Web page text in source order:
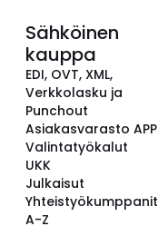
Sähköinen
kauppa
EDI, OVT, XML,
Verkkolasku ja
Punchout
Asiakasvarasto APP
Valintatyökalut
UKK
Julkaisut
Yhteistyökumppanit
A-Z